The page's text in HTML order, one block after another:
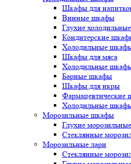
Шкафы для
Винные шкафы
Глухие
Кондитерские
Холодильные
Шкафы для мяса
Холодильные
Барные шкафы
Шкафы для икры
Фармацевтические
Холодильные
Морозильные шкафы
Глухие
Стеклянные
Морозильные лари
Стеклянные